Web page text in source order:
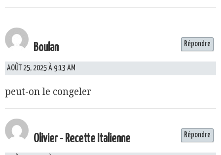
Boulan
AOÛT 25, 2025 À 9:13 AM
peut-on le congeler
Répondre
Olivier - Recette Italienne Répondre